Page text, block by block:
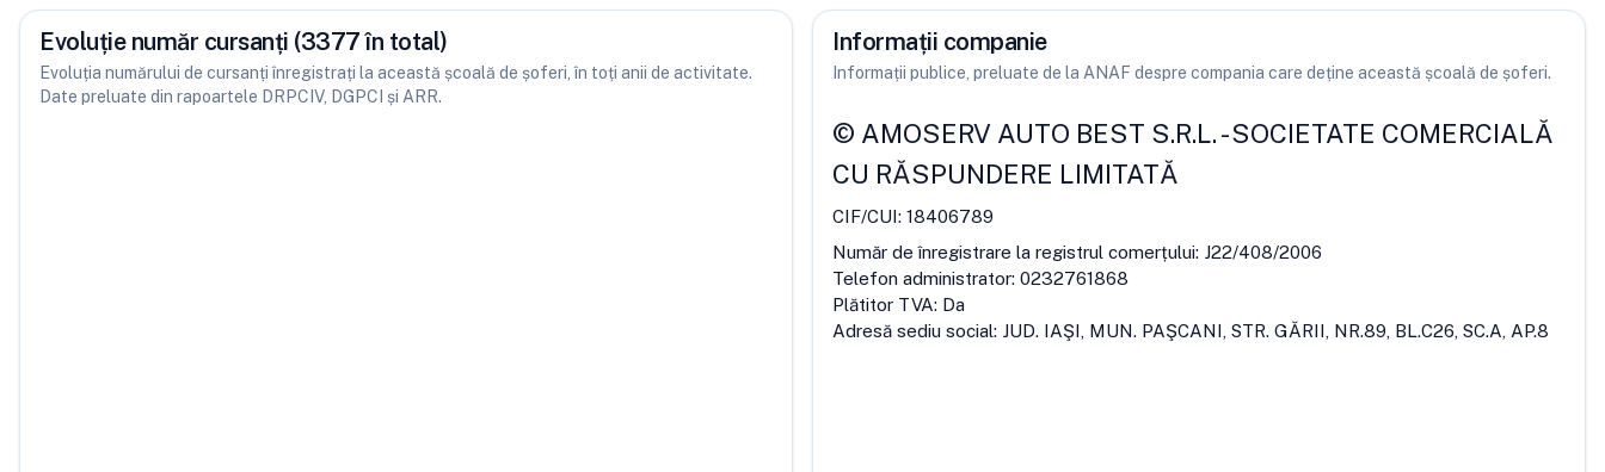
Evoluție număr cursanți (3377 în total)
Evoluția numărului de cursanți înregistrați la această școală de șoferi, în toți anii de activitate.
Date preluate din rapoartele DRPCIV, DGPCI și ARR.
Informații companie
Informații publice, preluate de la ANAF despre compania care deține această școală de șoferi.
© AMOSERV AUTO BEST S.R.L.-SOCIETATE COMERCIALĂ
CU RĂSPUNDERE LIMITATĂ
CIF/CUI: 18406789
Număr de înregistrare la registrul comerțului: J22/408/2006
Telefon administrator: 0232761868
Plătitor TVA: Da
Adresă sediu social: JUD. IAŞI, MUN. PAŞCANI, STR. GĂRII, NR.89, BL.C26, SC.A, AP.8